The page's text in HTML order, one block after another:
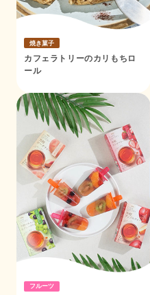
焼き菓子
カフェラトリーのカリもちロ
ール
フルーツ